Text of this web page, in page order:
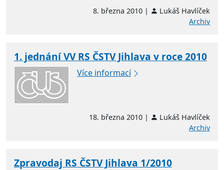
8. března 2010 |
Lukáš Havlíček
Archiv
1. jednání VV RS ČSTV Jihlava v roce 2010
Více informací
18. března 2010 |
Lukáš Havlíček
Archiv
Zpravodaj RS ČSTV Jihlava 1/2010